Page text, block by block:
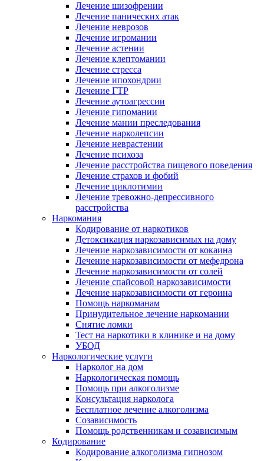
Лечение шизофрении
Лечение панических атак
Лечение неврозов
Лечение игромании
Лечение астении
Лечение клептомании
Лечение стресса
Лечение ипохондрии
Лечение ГТР
Лечение аутоагрессии
Лечение гипомании
Лечение мании преследования
Лечение нарколепсии
Лечение неврастении
Лечение психоза
Лечение расстройства пищевого поведения
Лечение страхов и фобий
Лечение циклотимии
Лечение тревожно-депрессивного
расстройства
Наркомания
Кодирование от наркотиков
Детоксикация наркозависимых на дому
Лечение наркозависимости от кокаина
Лечение наркозависимости от мефедрона
Лечение наркозависимости от солей
Лечение спайсовой наркозависимости
Лечение наркозависимости от героина
Помощь наркоманам
Принудительное лечение наркомании
Снятие ломки
Тест на наркотики в клинике и на дому
УБОД
Наркологические услуги
Нарколог на дом
Наркологическая помощь
Помощь при алкоголизме
Консультация нарколога
Бесплатное лечение алкоголизма
Созависимость
Помощь родственникам и созависимым
Кодирование
Кодирование алкоголизма гипнозом